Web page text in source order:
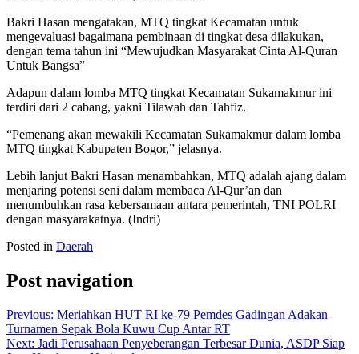
Bakri Hasan mengatakan, MTQ tingkat Kecamatan untuk
mengevaluasi bagaimana pembinaan di tingkat desa dilakukan,
dengan tema tahun ini “Mewujudkan Masyarakat Cinta Al-Quran
Untuk Bangsa”
Adapun dalam lomba MTQ tingkat Kecamatan Sukamakmur ini
terdiri dari 2 cabang, yakni Tilawah dan Tahfiz.
“Pemenang akan mewakili Kecamatan Sukamakmur dalam lomba
MTQ tingkat Kabupaten Bogor,” jelasnya.
Lebih lanjut Bakri Hasan menambahkan, MTQ adalah ajang dalam
menjaring potensi seni dalam membaca Al-Qur’an dan
menumbuhkan rasa kebersamaan antara pemerintah, TNI POLRI
dengan masyarakatnya. (Indri)
Posted in Daerah
Post navigation
Previous: Meriahkan HUT RI ke-79 Pemdes Gadingan Adakan
Turnamen Sepak Bola Kuwu Cup Antar RT
Next: Jadi Perusahaan Penyeberangan Terbesar Dunia, ASDP Siap